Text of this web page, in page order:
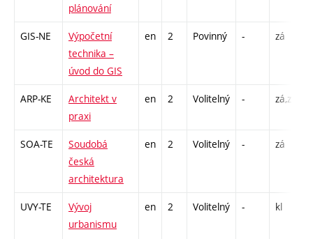
plánování
GIS-NE
Výpočetní
technika –
úvod do GIS
en 2 Povinný - zá
ARP-KE
Architekt v
praxi
en 2 Volitelný - zá,zk
SOA-TE
Soudobá
česká
architektura
en 2 Volitelný - zá
UVY-TE
Vývoj
urbanismu
en 2 Volitelný - kl